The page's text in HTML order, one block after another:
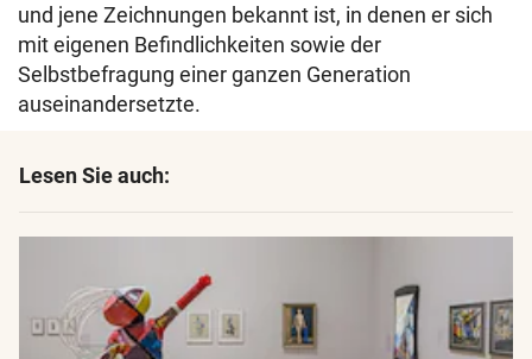
und jene Zeichnungen bekannt ist, in denen er sich
mit eigenen Befindlichkeiten sowie der
Selbstbefragung einer ganzen Generation
auseinandersetzte.
Lesen Sie auch: